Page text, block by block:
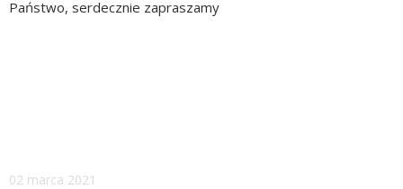
Państwo, serdecznie zapraszamy
Dodano
02 marca 2021